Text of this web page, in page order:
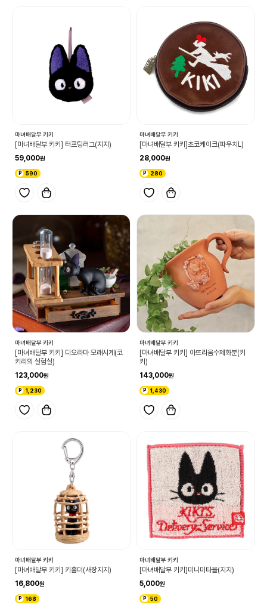
마녀배달부 키키
[마녀배달부 키키] 터프팅러그(지지)
59,000
590
마녀배달부 키키
[마녀배달부 키키]초코케이크(파우치L)
28,000
280
마녀배달부 키키
[마녀배달부 키키] 디오라마 모래시계(코
키리의 실험실)
123,000
1,230
마녀배달부 키키
[마녀배달부 키키] 아뜨리움수제화분(키
키)
143,000
1,430
마녀배달부 키키
[마녀배달부 키키] 키홀더(새장지지)
16,800
168
마녀배달부 키키
[마녀배달부 키키]미니미타올(지지)
5,000
50